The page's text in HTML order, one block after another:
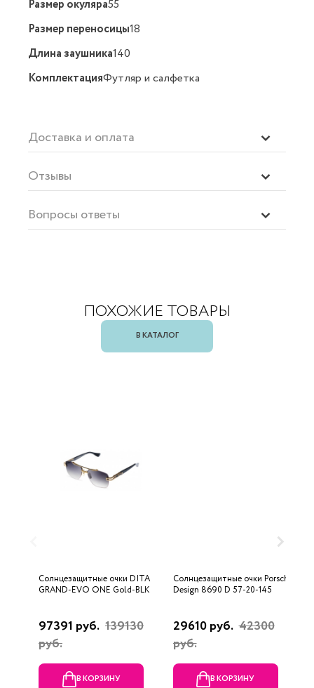
Размер окуляра55
Размер переносицы18
Длина заушника140
КомплектацияФутляр и салфетка
Доставка и оплата
Отзывы
Вопросы ответы
ПОХОЖИЕ ТОВАРЫ
В КАТАЛОГ
Солнцезащитные очки DITA
GRAND-EVO ONE Gold-BLK
97391 руб. 139130
руб.
В КОРЗИНУ
Солнцезащитные очки Porsche
Design 8690 D 57-20-145
29610 руб. 42300
руб.
В КОРЗИНУ